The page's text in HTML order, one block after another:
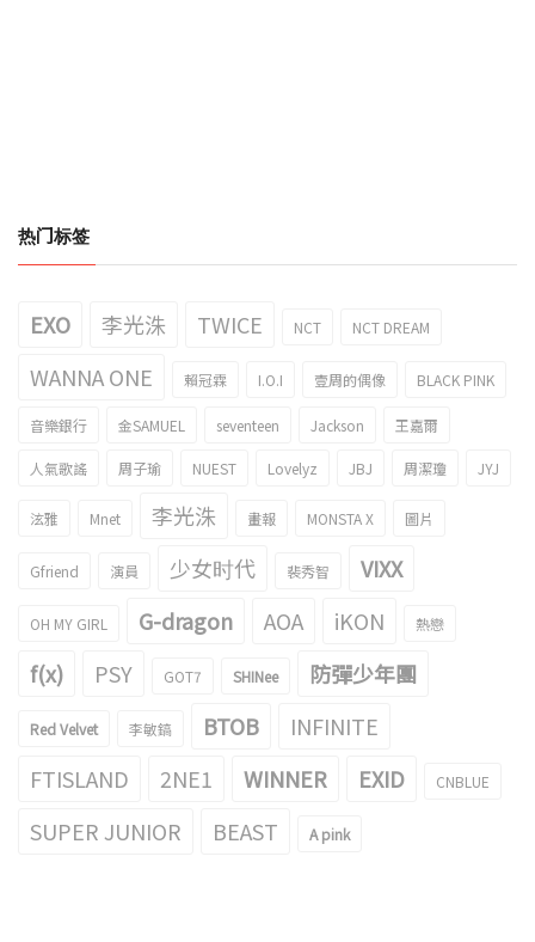
热门标签
EXO 李光洙 TWICE NCT NCT DREAM
WANNA ONE 賴冠霖 I.O.I 壹周的偶像 BLACK PINK
音樂銀行 金SAMUEL seventeen Jackson 王嘉爾
人氣歌謠 周子瑜 NUEST Lovelyz JBJ 周潔瓊 JYJ
泫雅 Mnet 李光洙 畫報 MONSTA X 圖片
Gfriend 演員 少女时代 裴秀智 VIXX
OH MY GIRL G-dragon AOA iKON 熱戀
f(x) PSY GOT7 SHINee 防彈少年團
Red Velvet 李敏鎬 BTOB
INFINITE
FTISLAND
2NE1 WINNER EXID CNBLUE
SUPER JUNIOR BEAST A pink